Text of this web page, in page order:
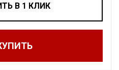
В 1 КЛИК